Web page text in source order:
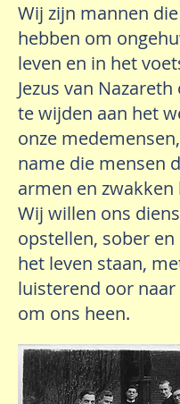
Wij zijn mannen
hebben om
leven en in het
Jezus van
te wijden aan het
onze
name die mensen
armen en zwakken
Wij willen ons
opstellen, sober
het leven staan,
luisterend oor naar
om ons heen.